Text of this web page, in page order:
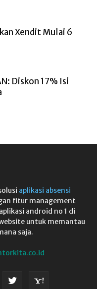
Xendit Mulai 6
Diskon 17% Isi
aplikasi absensi
fitur management
android no 1 di
untuk memantau
saja.